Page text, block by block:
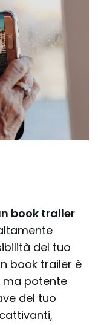
book trailer
del tuo
book trailer è
ma potente
del tuo